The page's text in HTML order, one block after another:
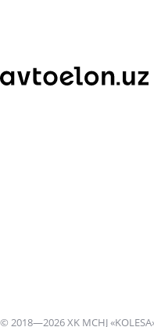
© 2018—2026 XK MCHJ